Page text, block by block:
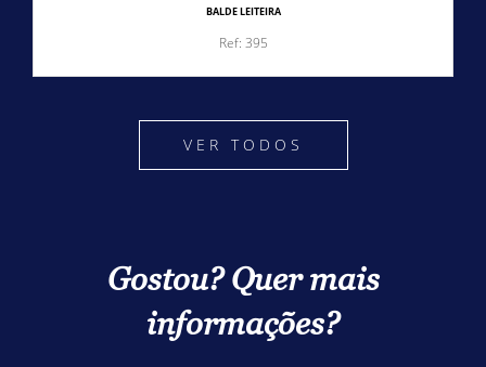
BALDE LEITEIRA
Ref: 395
VER TODOS
Gostou? Quer mais
informações?